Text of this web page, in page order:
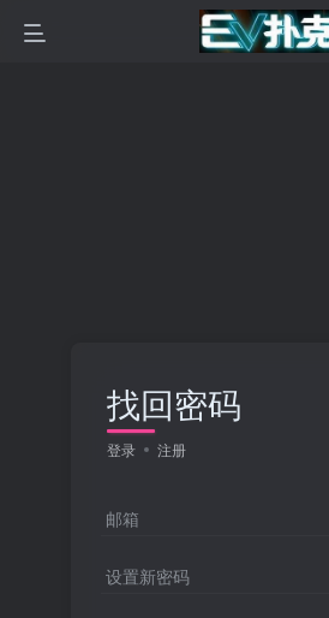
找回密码
登录 注册
邮箱
设置新密码